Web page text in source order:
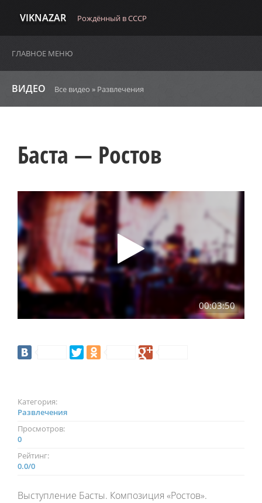
VIKNAZAR Рождённый в СССР
ГЛАВНОЕ МЕНЮ
ВИДЕО Все видео » Развлечения
Баста — Ростов
00:03:50
Категория:
Развлечения
Просмотров:
0
Рейтинг:
0.0/0
Выступление Басты. Композиция «Ростов».